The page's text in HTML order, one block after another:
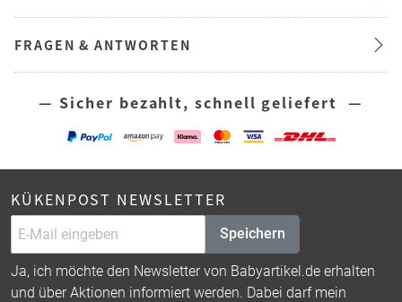
FRAGEN & ANTWORTEN
— Sicher bezahlt, schnell geliefert —
KÜKENPOST NEWSLETTER
Speichern
Ja, ich möchte den Newsletter von Babyartikel.de erhalten
und über Aktionen informiert werden. Dabei darf mein